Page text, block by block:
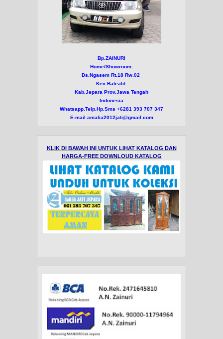
Bp.ZAINURI
Home/Showroom:
Ds.Ngasem Rt.18 Rw.02
Kec.Batealit
Kab.Jepara Prov.Jawa Tengah
Indonesia
Whatsapp.Telp.Hp.Sms +6281 393 707 347
E-mail amalia2012jati@gmail.com
KLIK DI BAWAH INI UNTUK LIHAT KATALOG DAN
HARGA-FREE DOWNLOUD KATALOG